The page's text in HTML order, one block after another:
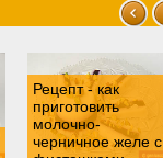
Рецепт - как
приготовить
молочно-
черничное желе с